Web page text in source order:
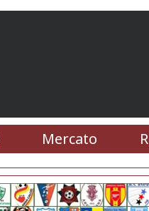
Mercato